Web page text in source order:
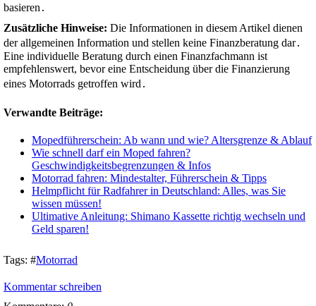
basieren․
Zusätzliche Hinweise: Die Informationen in diesem Artikel dienen
der allgemeinen Information und stellen keine Finanzberatung dar․
Eine individuelle Beratung durch einen Finanzfachmann ist
empfehlenswert, bevor eine Entscheidung über die Finanzierung
eines Motorrads getroffen wird․
Verwandte Beiträge:
Mopedführerschein: Ab wann und wie? Altersgrenze & Ablauf
Wie schnell darf ein Moped fahren?
Geschwindigkeitsbegrenzungen & Infos
Motorrad fahren: Mindestalter, Führerschein & Tipps
Helmpflicht für Radfahrer in Deutschland: Alles, was Sie
wissen müssen!
Ultimative Anleitung: Shimano Kassette richtig wechseln und
Geld sparen!
Tags: #Motorrad
Kommentar schreiben